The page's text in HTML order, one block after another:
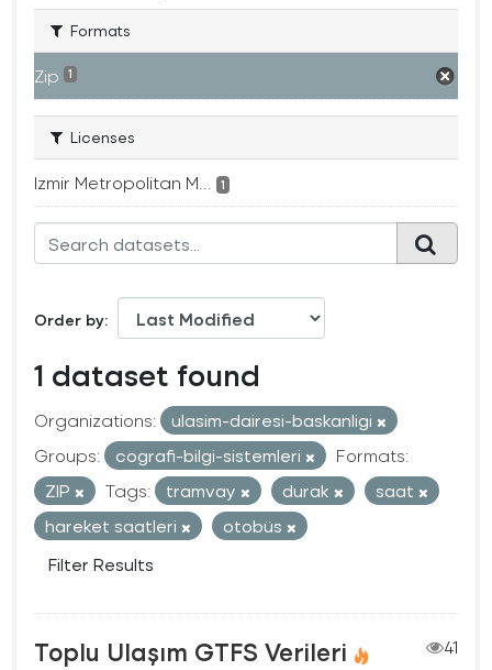
Formats
Zip 1
Licenses
Izmir Metropolitan M... 1
Order by
1 dataset found
Organizations:
ulasim-dairesi-baskanligi
Groups:
cografi-bilgi-sistemleri
Formats:
ZIP
Tags: tramvay durak
saat
hareket saatleri
otobüs
Filter Results
Toplu Ulaşım GTFS Verileri
41